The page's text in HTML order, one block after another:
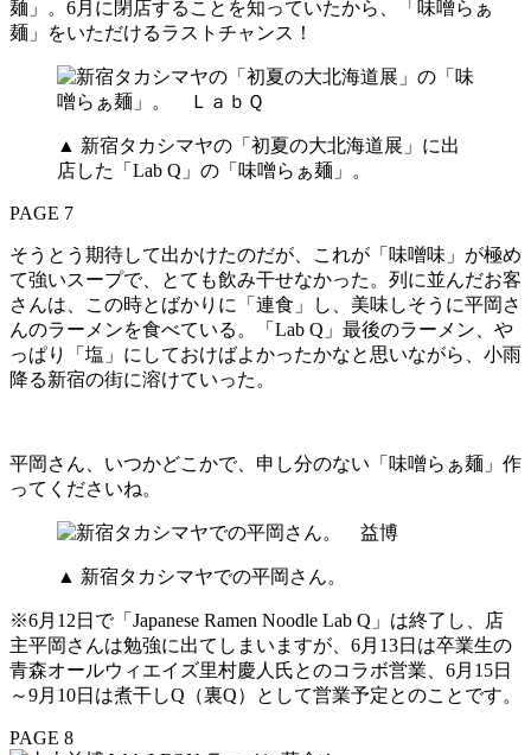
麺」。6月に閉店することを知っていたから、「味噌らぁ
麺」をいただけるラストチャンス！
▲ 新宿タカシマヤの「初夏の大北海道展」に出
店した「Lab Q」の「味噌らぁ麺」。
PAGE 7
そうとう期待して出かけたのだが、これが「味噌味」が極め
て強いスープで、とても飲み干せなかった。列に並んだお客
さんは、この時とばかりに「連食」し、美味しそうに平岡さ
んのラーメンを食べている。「Lab Q」最後のラーメン、や
っぱり「塩」にしておけばよかったかなと思いながら、小雨
降る新宿の街に溶けていった。
平岡さん、いつかどこかで、申し分のない「味噌らぁ麺」作
ってくださいね。
▲ 新宿タカシマヤでの平岡さん。
※6月12日で「Japanese Ramen Noodle Lab Q」は終了し、店
主平岡さんは勉強に出てしまいますが、6月13日は卒業生の
青森オールウィエイズ里村慶人氏とのコラボ営業、6月15日
～9月10日は煮干しQ（裏Q）として営業予定とのことです。
PAGE 8